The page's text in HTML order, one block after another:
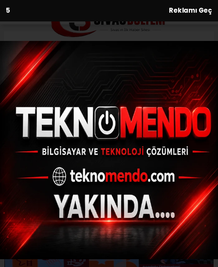
3 Reklamı Geç
Anasayfa Gündem
İKAF’24’e katılan Bilal Erdoğan
gençlere tavsiyelerde bulundu
GÜNDEM
(İHA) - İhlas Haber Ajansı | 29.02.2024 - 14:32, Güncelleme:
29.02.2024 - 14:25
İKAF’24’e katılan Bilal Erdoğan gençlere
tavsiyelerde bulundu
ABONE OL